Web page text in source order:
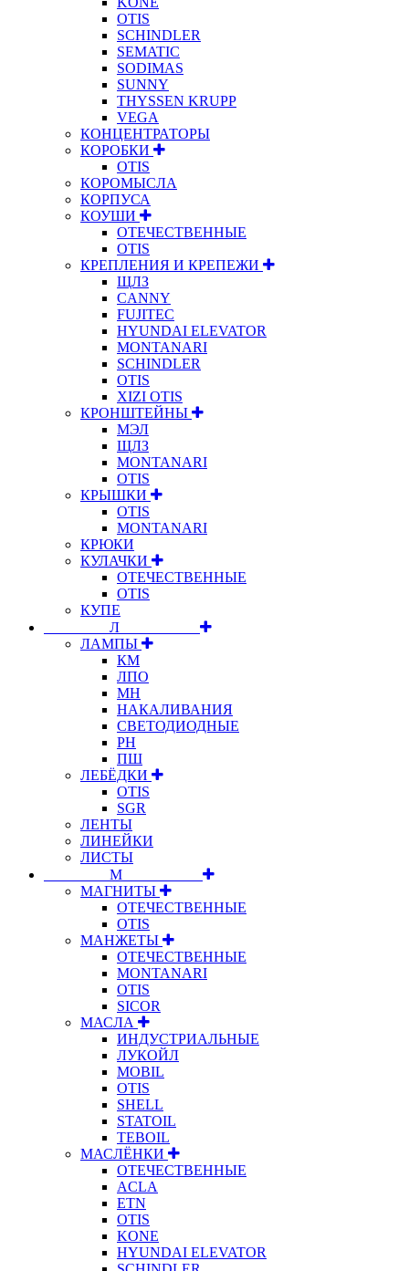
OTIS
SCHINDLER
SEMATIC
SODIMAS
SUNNY
THYSSEN KRUPP
VEGA
КОНЦЕНТРАТОРЫ
КОРОБКИ
OTIS
КОРОМЫСЛА
КОРПУСА
КОУШИ
ОТЕЧЕСТВЕННЫЕ
OTIS
КРЕПЛЕНИЯ И КРЕПЕЖИ
ЩЛЗ
CANNY
FUJITEC
HYUNDAI ELEVATOR
MONTANARI
SCHINDLER
OTIS
XIZI OTIS
КРОНШТЕЙНЫ
МЭЛ
ЩЛЗ
MONTANARI
OTIS
КРЫШКИ
OTIS
MONTANARI
КРЮКИ
КУЛАЧКИ
ОТЕЧЕСТВЕННЫЕ
OTIS
КУПЕ
⠀⠀⠀⠀⠀⠀Л⠀⠀⠀⠀⠀⠀⠀
ЛАМПЫ
КМ
ЛПО
МН
НАКАЛИВАНИЯ
СВЕТОДИОДНЫЕ
РН
ПШ
ЛЕБЁДКИ
OTIS
SGR
ЛЕНТЫ
ЛИНЕЙКИ
ЛИСТЫ
⠀⠀⠀⠀⠀⠀М⠀⠀⠀⠀⠀⠀⠀
МАГНИТЫ
ОТЕЧЕСТВЕННЫЕ
OTIS
МАНЖЕТЫ
ОТЕЧЕСТВЕННЫЕ
MONTANARI
OTIS
SICOR
МАСЛА
ИНДУСТРИАЛЬНЫЕ
ЛУКОЙЛ
MOBIL
OTIS
SHELL
STATOIL
TEBOIL
МАСЛЁНКИ
ОТЕЧЕСТВЕННЫЕ
ACLA
ETN
OTIS
KONE
HYUNDAI ELEVATOR